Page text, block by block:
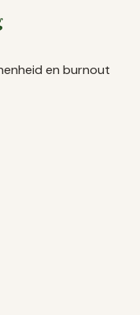
en burnout